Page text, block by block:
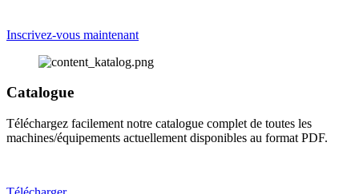
Inscrivez-vous maintenant
Catalogue
Téléchargez facilement notre catalogue complet de toutes les
machines/équipements actuellement disponibles au format PDF.